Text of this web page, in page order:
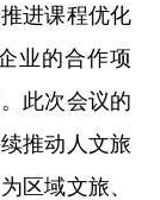
进课程优化
业的合作项
此次会议的
推动人文旅
区域文旅、